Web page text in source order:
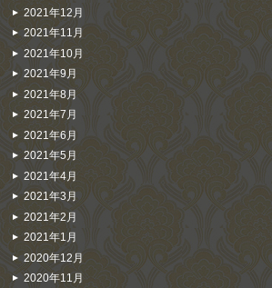
2021年12月
2021年11月
2021年10月
2021年9月
2021年8月
2021年7月
2021年6月
2021年5月
2021年4月
2021年3月
2021年2月
2021年1月
2020年12月
2020年11月